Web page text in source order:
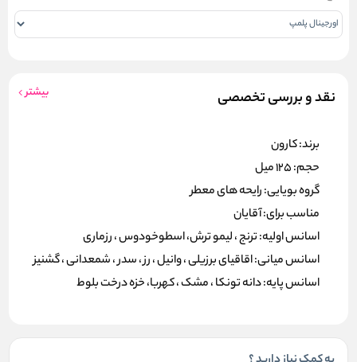
نقد و بررسی تخصصی بیشتر
برند: کارون
حجم: 125 میل
گروه بویایی: رایحه های معطر
مناسب برای: آقایان
اسانس اولیه: ترنج ، لیمو ترش، اسطوخودوس ، رزماری
اسانس میانی: اقاقیای برزیلی ، وانیل ، رز ، سدر ، شمعدانی ، گشنیز
اسانس پایه: دانه تونکا ، مشک ، کهربا، خزه درخت بلوط